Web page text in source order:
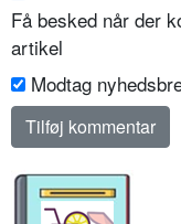
Få besked når der
artikel
Modtag